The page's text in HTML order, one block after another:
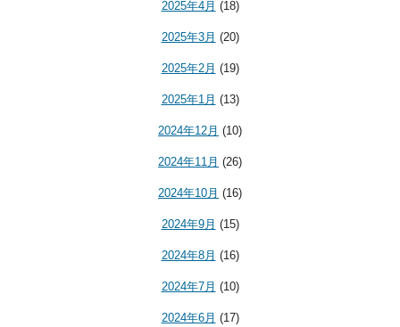
2025年4月 (18)
2025年3月 (20)
2025年2月 (19)
2025年1月 (13)
2024年12月 (10)
2024年11月 (26)
2024年10月 (16)
2024年9月 (15)
2024年8月 (16)
2024年7月 (10)
2024年6月 (17)